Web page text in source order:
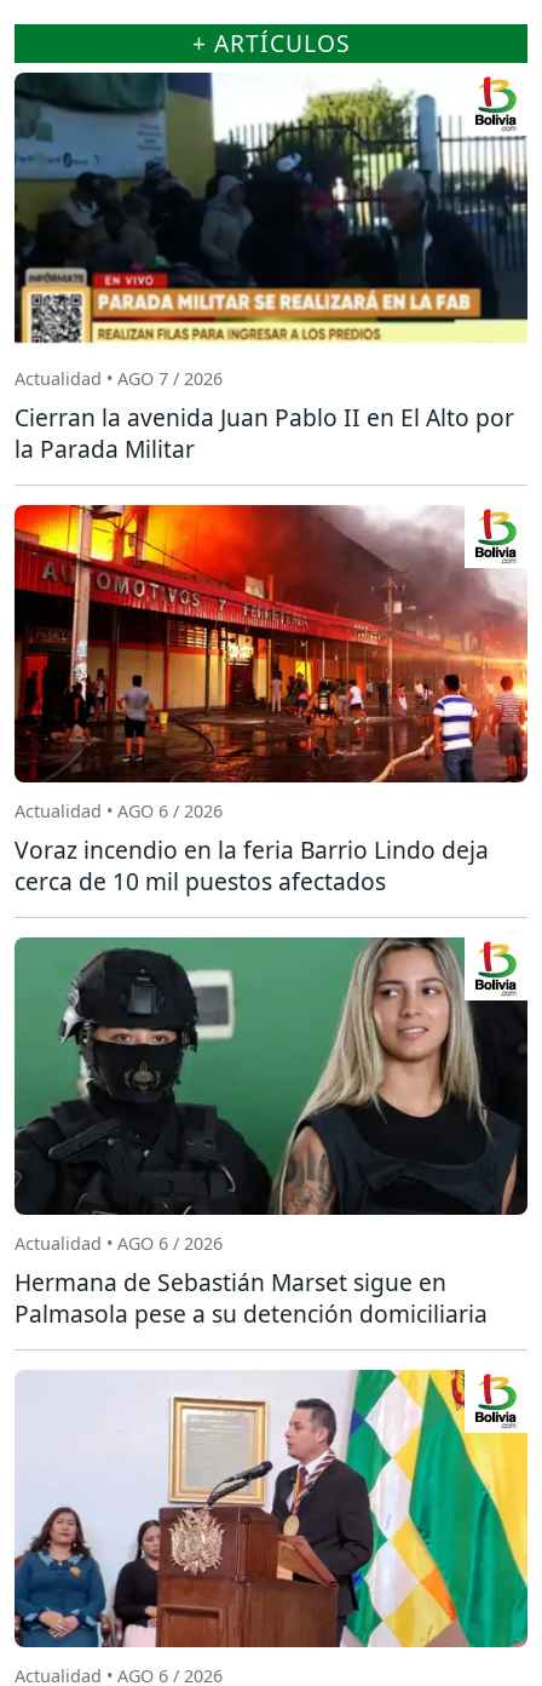
+ ARTÍCULOS
Actualidad • AGO 7 / 2026
Cierran la avenida Juan Pablo II en El Alto por
la Parada Militar
Actualidad • AGO 6 / 2026
Voraz incendio en la feria Barrio Lindo deja
cerca de 10 mil puestos afectados
Actualidad • AGO 6 / 2026
Hermana de Sebastián Marset sigue en
Palmasola pese a su detención domiciliaria
Actualidad • AGO 6 / 2026